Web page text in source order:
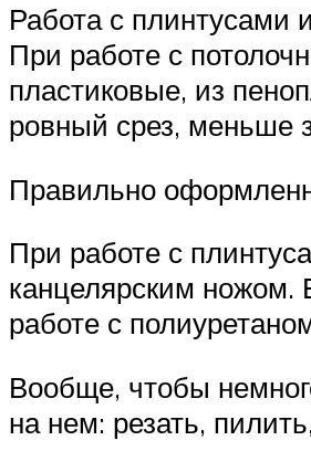
Работа с плинтусами
При работе с
пластиковые, из
ровный срез, меньше
Правильно
При работе с
канцелярским ножом.
работе с
Вообще, чтобы
на нем: резать,